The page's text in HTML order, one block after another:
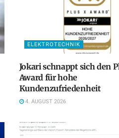
ELEKTROTECHNIK
Jokari schnappt sich den
Award für hohe
Kundenzufriedenheit
4. AUGUST 2026